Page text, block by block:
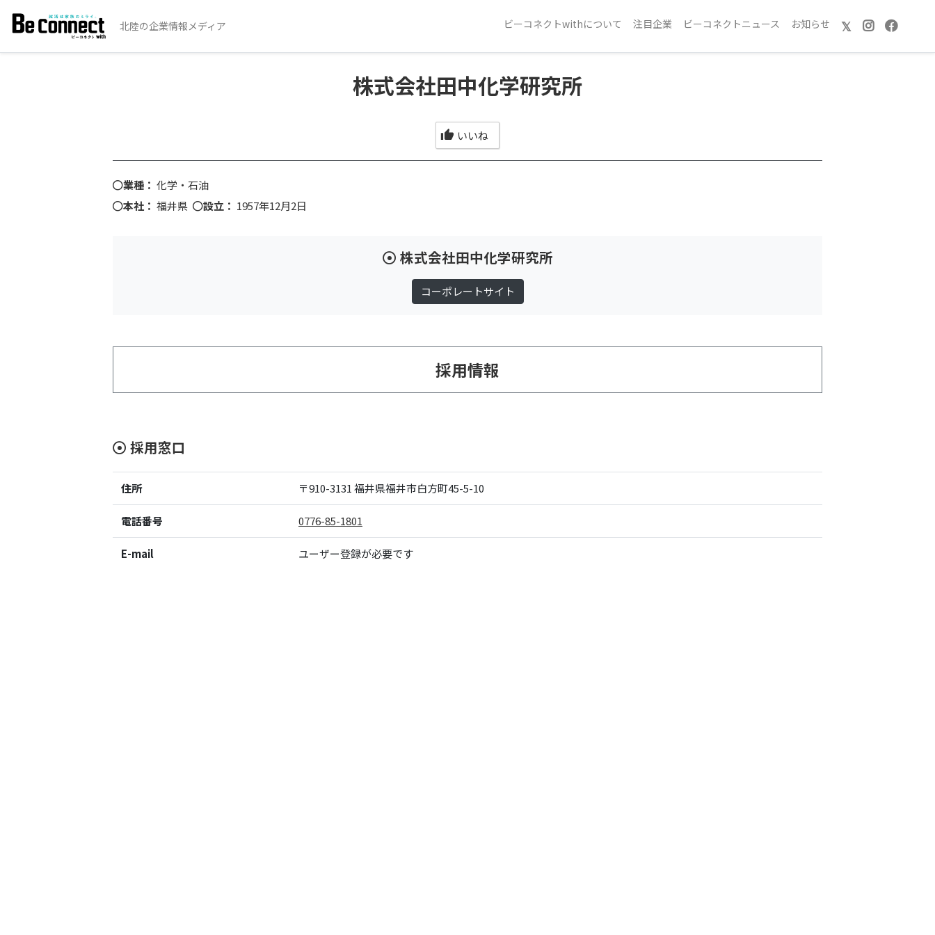
北陸の企業情報メディア ビーコネクトwithについて 注目企業 ビーコネクトニュース お知らせ 𝕏
株式会社田中化学研究所
いいね
業種： 化学・石油
本社： 福井県 設立： 1957年12月2日
株式会社田中化学研究所
コーポレートサイト
採用情報
採用窓口
住所 〒910-3131 福井県福井市白方町45-5-10
電話番号 0776-85-1801
E-mail ユーザー登録が必要です